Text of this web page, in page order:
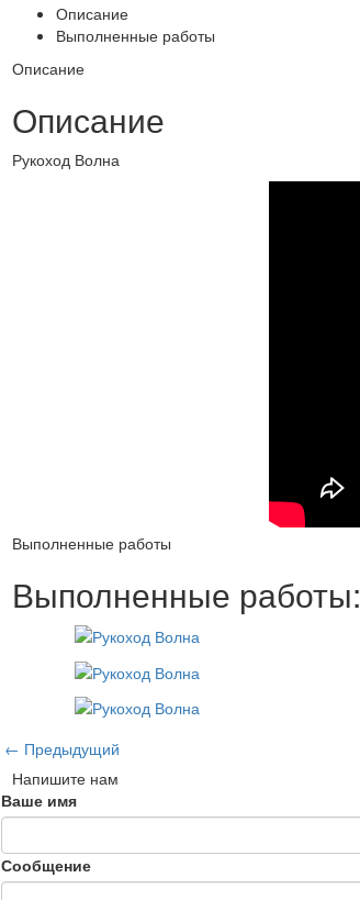
Описание
Выполненные работы
Описание
Описание
Рукоход Волна
Выполненные работы
Выполненные работы:
← Предыдущий
Напишите нам
Ваше имя
Сообщение